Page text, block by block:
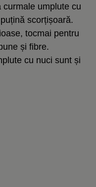
umplute cu
scorțișoară.
tocmai pentru
și fibre.
cu nuci sunt și